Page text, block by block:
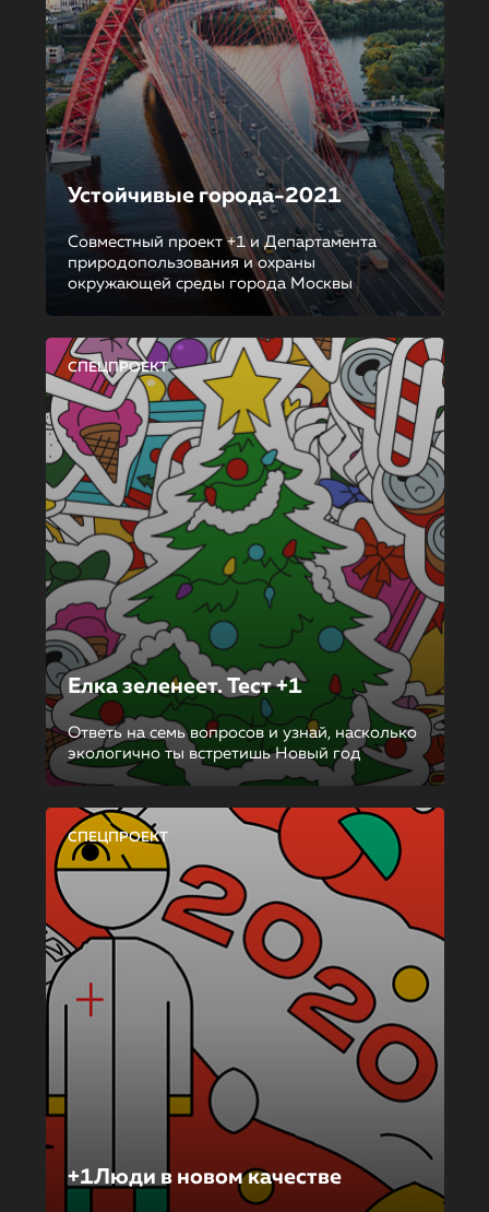
Устойчивые города-2021
Совместный проект +1 и Департамента
природопользования и охраны
окружающей среды города Москвы
СПЕЦПРОЕКТ
Елка зеленеет. Тест +1
Ответь на семь вопросов и узнай, насколько
экологично ты встретишь Новый год
СПЕЦПРОЕКТ
+1Люди в новом качестве